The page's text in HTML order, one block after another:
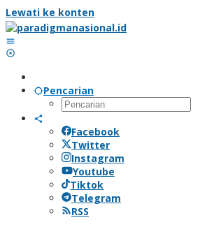
Lewati ke konten
Pencarian
Facebook
Twitter
Instagram
Youtube
Tiktok
Telegram
RSS